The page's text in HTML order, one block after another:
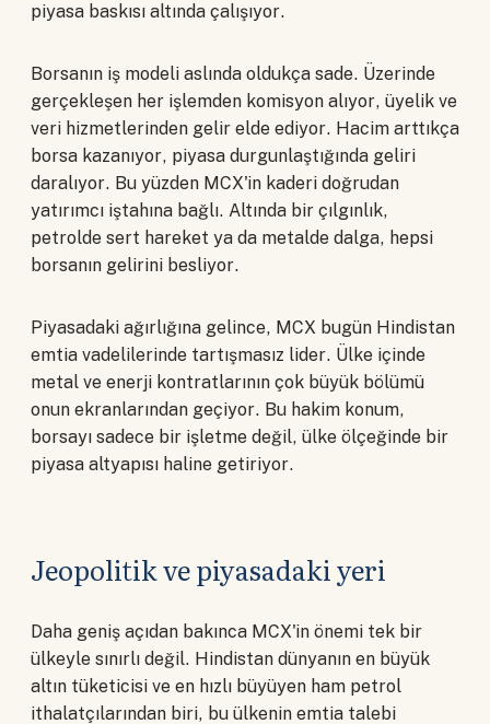
piyasa baskısı altında çalışıyor.
Borsanın iş modeli aslında oldukça sade. Üzerinde
gerçekleşen her işlemden komisyon alıyor, üyelik ve
veri hizmetlerinden gelir elde ediyor. Hacim arttıkça
borsa kazanıyor, piyasa durgunlaştığında geliri
daralıyor. Bu yüzden MCX'in kaderi doğrudan
yatırımcı iştahına bağlı. Altında bir çılgınlık,
petrolde sert hareket ya da metalde dalga, hepsi
borsanın gelirini besliyor.
Piyasadaki ağırlığına gelince, MCX bugün Hindistan
emtia vadelilerinde tartışmasız lider. Ülke içinde
metal ve enerji kontratlarının çok büyük bölümü
onun ekranlarından geçiyor. Bu hakim konum,
borsayı sadece bir işletme değil, ülke ölçeğinde bir
piyasa altyapısı haline getiriyor.
Jeopolitik ve piyasadaki yeri
Daha geniş açıdan bakınca MCX'in önemi tek bir
ülkeyle sınırlı değil. Hindistan dünyanın en büyük
altın tüketicisi ve en hızlı büyüyen ham petrol
ithalatçılarından biri, bu ülkenin emtia talebi